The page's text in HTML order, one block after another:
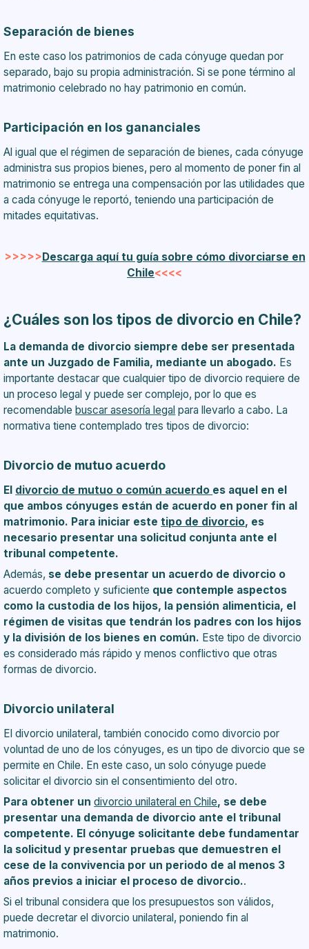
Separación de bienes
En este caso los patrimonios de cada cónyuge quedan por
separado, bajo su propia administración. Si se pone término al
matrimonio celebrado no hay patrimonio en común.
Participación en los gananciales
Al igual que el régimen de separación de bienes, cada cónyuge
administra sus propios bienes, pero al momento de poner fin al
matrimonio se entrega una compensación por las utilidades que
a cada cónyuge le reportó, teniendo una participación de
mitades equitativas.
>>>>> Descarga aquí tu guía sobre cómo divorciarse en
Chile<<<<
¿Cuáles son los tipos de divorcio en Chile?
La demanda de divorcio siempre debe ser presentada
ante un Juzgado de Familia, mediante un abogado. Es
importante destacar que cualquier tipo de divorcio requiere de
un proceso legal y puede ser complejo, por lo que es
recomendable buscar asesoría legal para llevarlo a cabo. La
normativa tiene contemplado tres tipos de divorcio:
Divorcio de mutuo acuerdo
El divorcio de mutuo o común acuerdo es aquel en el
que ambos cónyuges están de acuerdo en poner fin al
matrimonio. Para iniciar estetipo de divorcio, es
necesario presentar una solicitud conjunta ante el
tribunal competente.
Además, se debe presentar un acuerdo de divorcio o
acuerdo completo y suficiente que contemple aspectos
como la custodia de los hijos, la pensión alimenticia, el
régimen de visitas que tendrán los padres con los hijos
y la división de los bienes en común. Este tipo de divorcio
es considerado más rápido y menos conflictivo que otras
formas de divorcio.
Divorcio unilateral
El divorcio unilateral, también conocido como divorcio por
voluntad de uno de los cónyuges, es un tipo de divorcio que se
permite en Chile. En este caso, un solo cónyuge puede
solicitar el divorcio sin el consentimiento del otro.
Para obtener undivorcio unilateral en Chile, se debe
presentar una demanda de divorcio ante el tribunal
competente. El cónyuge solicitante debe fundamentar
la solicitud y presentar pruebas que demuestren el
cese de la convivencia por un periodo de al menos 3
años previos a iniciar el proceso de divorcio..
Si el tribunal considera que los presupuestos son válidos,
puede decretar el divorcio unilateral, poniendo fin al
matrimonio.